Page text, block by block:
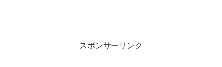
スポンサーリンク